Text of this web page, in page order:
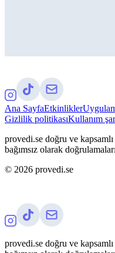
Ana SayfaEtkinlikler
Gizlilik politikasıKullanım
provedi.se doğru ve
bağımsız olarak
© 2026 provedi.se
provedi.se doğru ve